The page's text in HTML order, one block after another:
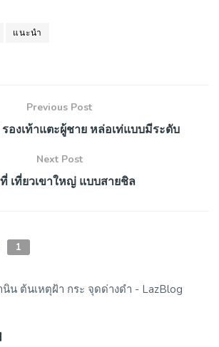
แนะนำ
Previous Post
องเท้าแตะผู้ชาย หล่อเท่แบบมีระดับ
Next Post
เที่ยวเขาใหญ่ แบบสายชิล
1
นิน ต้นเหตุฝ้า กระ จุดด่างดำ - LazBlog